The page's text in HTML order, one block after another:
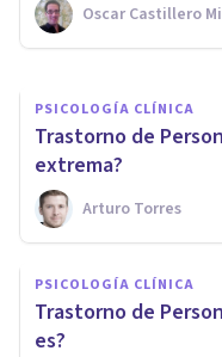
Oscar Castillero
Oscar Castillero
PSICOLOGÍA CLÍNICA
Trastorno de
extrema?
Arturo Torres
PSICOLOGÍA CLÍNICA
​Trastorno de
es?